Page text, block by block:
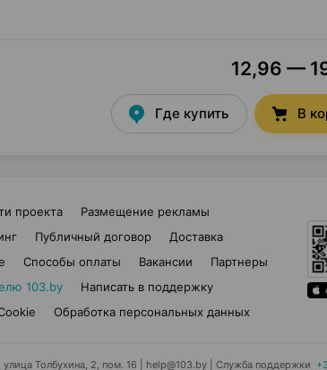
12,96 —
Где купить В
проекта
Размещение рекламы
Публичный договор
Доставка
Способы оплаты Вакансии
Партнеры
103.by
Написать в поддержку
Обработка персональных данных
Толбухина, 2, пом. 16 | help@103.by Служба поддержки